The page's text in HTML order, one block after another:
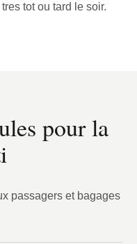
tot ou tard le soir.
pour la
passagers et bagages